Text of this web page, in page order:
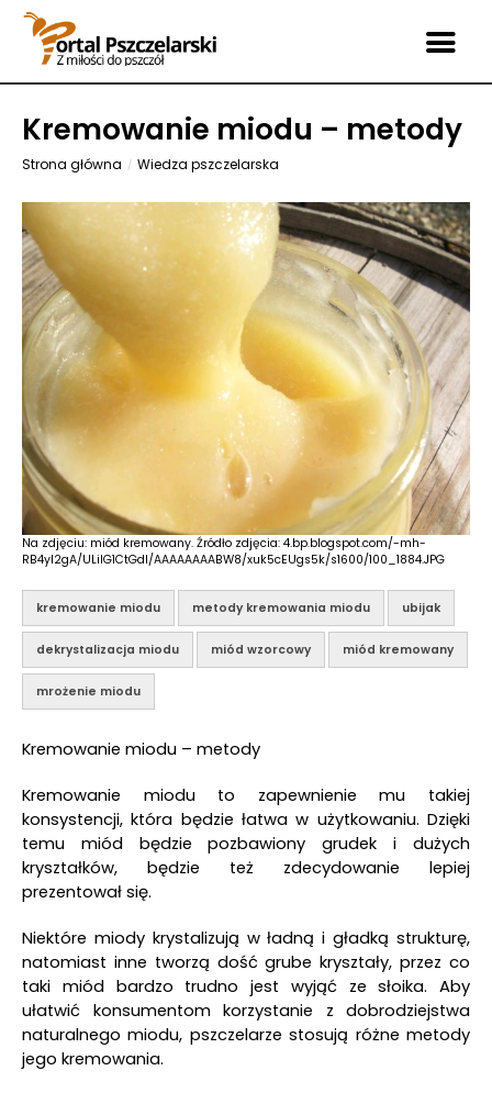
Kremowanie miodu – metody
Strona główna Wiedza pszczelarska
Na zdjęciu: miód kremowany. Źródło zdjęcia: 4.bp.blogspot.com/-mh-
RB4yI2gA/ULilG1CtGdI/AAAAAAAABW8/xuk5cEUgs5k/s1600/100_1884.JPG
kremowanie miodu metody kremowania miodu ubijak
dekrystalizacja miodu miód wzorcowy miód kremowany
mrożenie miodu
Kremowanie miodu – metody
Kremowanie miodu to zapewnienie mu takiej
konsystencji, która będzie łatwa w użytkowaniu. Dzięki
temu miód będzie pozbawiony grudek i dużych
kryształków, będzie też zdecydowanie lepiej
prezentował się.
Niektóre miody krystalizują w ładną i gładką strukturę,
natomiast inne tworzą dość grube kryształy, przez co
taki miód bardzo trudno jest wyjąć ze słoika. Aby
ułatwić konsumentom korzystanie z dobrodziejstwa
naturalnego miodu, pszczelarze stosują różne metody
jego kremowania.